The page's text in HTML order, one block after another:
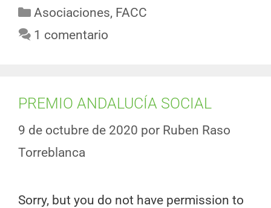
Asociaciones, FACC
1 comentario
PREMIO ANDALUCÍA SOCIAL
9 de octubre de 2020 por Ruben Raso
Torreblanca
Sorry, but you do not have permission to